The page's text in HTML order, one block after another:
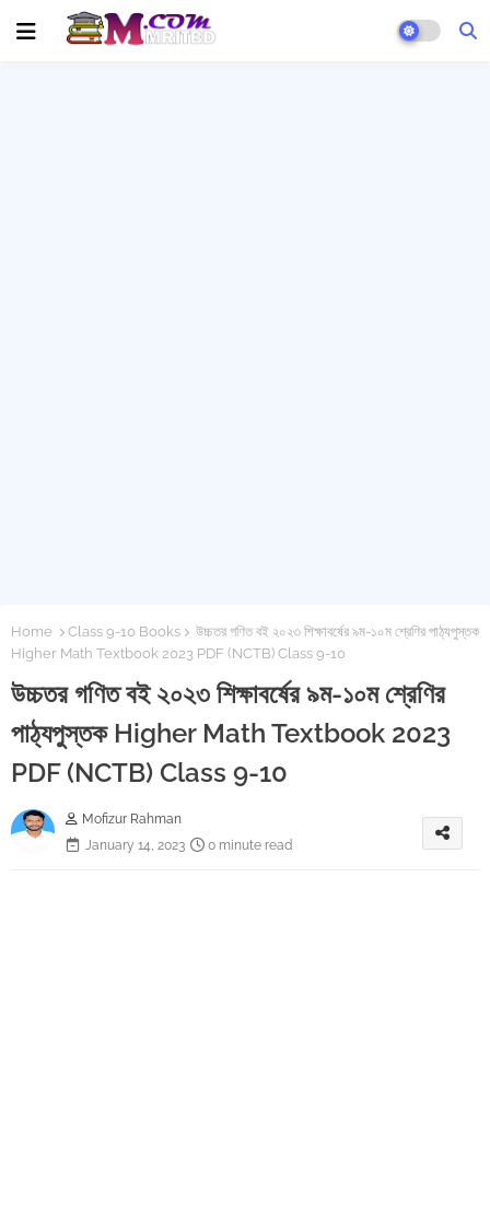
Home Class 9-10 Books
উচ্চতর গণিত বই ২০২৩ শিক্ষাবর্ষের ৯ম-১০ম শ্রেণির পাঠ্যপুস্তক
Higher Math Textbook 2023 PDF (NCTB) Class 9-10
উচ্চতর গণিত বই ২০২৩ শিক্ষাবর্ষের ৯ম-১০ম শ্রেণির
পাঠ্যপুস্তক Higher Math Textbook 2023
PDF (NCTB) Class 9-10
Mofizur Rahman
January 14, 2023
0 minute read